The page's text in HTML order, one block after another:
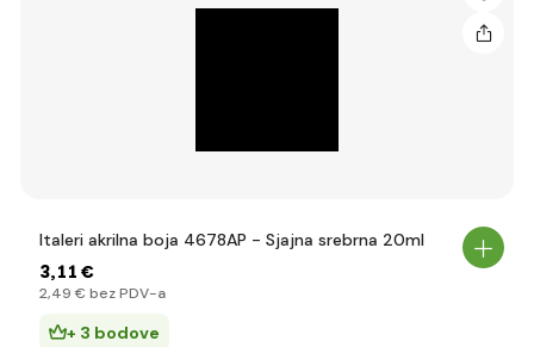
Italeri akrilna boja 4678AP - Sjajna srebrna 20ml
3,11 €
2,49 € bez PDV-a
+ 3 bodove